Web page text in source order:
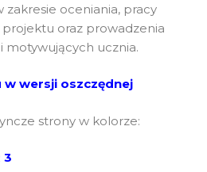
zakresie oceniania, pracy
oraz prowadzenia
motywujących ucznia.
w wersji oszczędnej
strony w kolorze:
3